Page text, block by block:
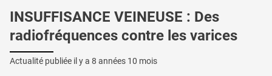
INSUFFISANCE VEINEUSE : Des
radiofréquences contre les varices
Actualité publiée il y a 8 années 10 mois